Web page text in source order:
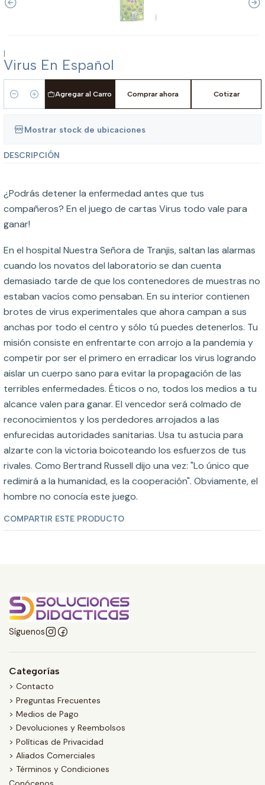
|
Virus En Español
Cantidad
Agregar al Carro Comprar ahora Cotizar
Mostrar stock de ubicaciones
DESCRIPCIÓN
¿Podrás detener la enfermedad antes que tus
compañeros? En el juego de cartas Virus todo vale para
ganar!
En el hospital Nuestra Señora de Tranjis, saltan las alarmas
cuando los novatos del laboratorio se dan cuenta
demasiado tarde de que los contenedores de muestras no
estaban vacíos como pensaban. En su interior contienen
brotes de virus experimentales que ahora campan a sus
anchas por todo el centro y sólo tú puedes detenerlos. Tu
misión consiste en enfrentarte con arrojo a la pandemia y
competir por ser el primero en erradicar los virus logrando
aislar un cuerpo sano para evitar la propagación de las
terribles enfermedades. Éticos o no, todos los medios a tu
alcance valen para ganar. El vencedor será colmado de
reconocimientos y los perdedores arrojados a las
enfurecidas autoridades sanitarias. Usa tu astucia para
alzarte con la victoria boicoteando los esfuerzos de tus
rivales. Como Bertrand Russell dijo una vez: "Lo único que
redimirá a la humanidad, es la cooperación". Obviamente, el
hombre no conocía este juego.
COMPARTIR ESTE PRODUCTO
Síguenos
Categorías
> Contacto
> Preguntas Frecuentes
> Medios de Pago
> Devoluciones y Reembolsos
> Políticas de Privacidad
> Aliados Comerciales
> Términos y Condiciones